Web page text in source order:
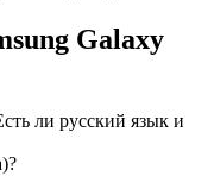
Galaxy
ли русский язык и